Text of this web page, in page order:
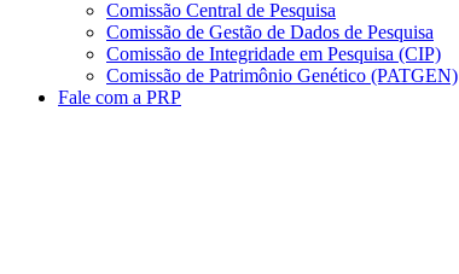
Comissão Central de Pesquisa
Comissão de Gestão de Dados de Pesquisa
Comissão de Integridade em Pesquisa (CIP)
Comissão de Patrimônio Genético (PATGEN)
Fale com a PRP